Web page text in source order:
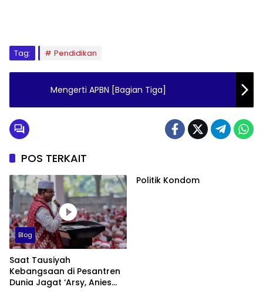
Tag: Pendidikan
Mengerti APBN [Bagian Tiga]
POS TERKAIT
Blog
Saat Tausiyah
Kebangsaan di Pesantren
Dunia Jagat ‘Arsy, Anies
Politik Kondom